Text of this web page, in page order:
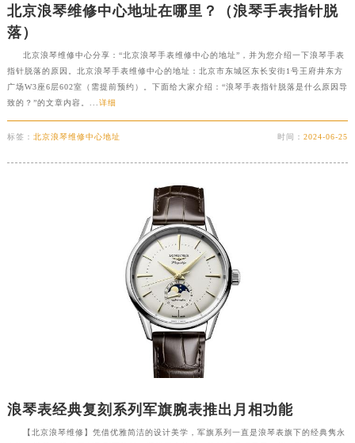
北京浪琴维修中心地址在哪里？（浪琴手表指针脱
落）
北京浪琴维修中心分享：“北京浪琴手表维修中心的地址”，并为您介绍一下浪琴手表
指针脱落的原因。北京浪琴手表维修中心的地址：北京市东城区东长安街1号王府井东方
广场W3座6层602室（需提前预约）。下面给大家介绍：“浪琴手表指针脱落是什么原因导
致的？”的文章内容。... 详细
标签： 北京浪琴维修中心地址 时间：2024-06-25
浪琴表经典复刻系列军旗腕表推出月相功能
【北京浪琴维修】凭借优雅简洁的设计美学，军旗系列一直是浪琴表旗下的经典隽永